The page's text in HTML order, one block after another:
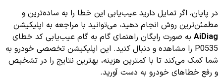
در پایان، اگر تمایل دارید عیب‌یابی این خطا را به ساده‌ترین و
مطمئن‌ترین روش انجام دهید، می‌توانید با مراجعه به اپلیکیشن
AiDiag به صورت رایگان راهنمای گام به گام عیب‌یابی کد خطای
P0535 را مشاهده و دنبال کنید. این اپلیکیشن تخصصی خودرو به
شما کمک می‌کند تا با کمترین هزینه، بهترین نتایج را در تشخیص
و رفع خطاهای خودرو به دست آورید.